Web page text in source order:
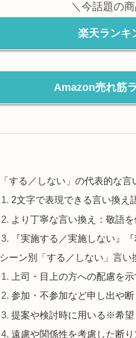
＼今話題の
楽天ランキ
Amazon売れ筋
「する／しない」の代表的な
2文字で表現できる言い換え
より丁寧な言い換え：敬語
『実施する／実施しない』
シーン別「する／しない」言い
上司・目上の方への配慮を
参加・不参加など申し出や
提案や検討時に用いる※希
遠慮や関係性を考慮した断